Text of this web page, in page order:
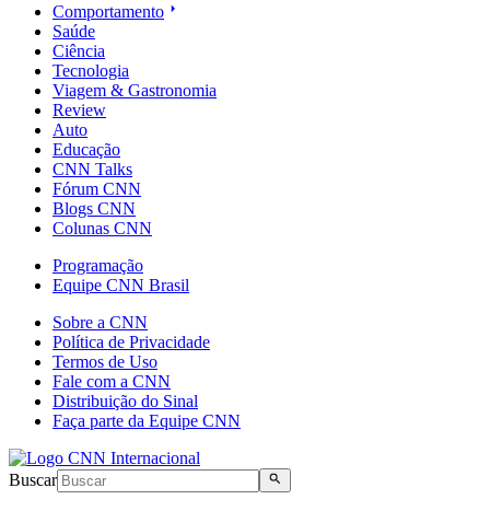
Comportamento
Saúde
Ciência
Tecnologia
Viagem & Gastronomia
Review
Auto
Educação
CNN Talks
Fórum CNN
Blogs CNN
Colunas CNN
Programação
Equipe CNN Brasil
Sobre a CNN
Política de Privacidade
Termos de Uso
Fale com a CNN
Distribuição do Sinal
Faça parte da Equipe CNN
Buscar